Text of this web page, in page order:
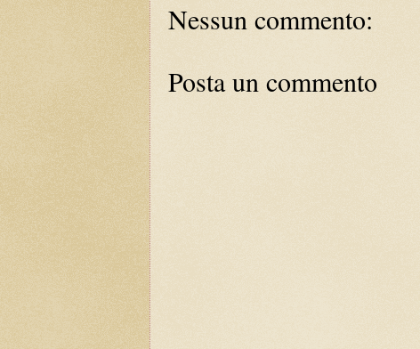
Nessun commento:
Posta un commento